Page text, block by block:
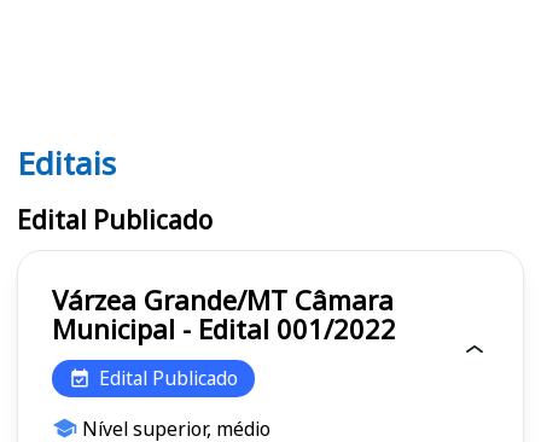
Editais
Editais
Edital Publicado
Várzea Grande/MT Câmara
Municipal - Edital 001/2022
Edital Publicado
Nível superior, médio